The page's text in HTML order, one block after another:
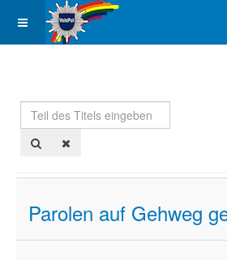
Teil
des
Titels
Parolen auf Gehweg